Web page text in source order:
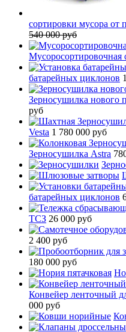
сортировки мусора от
540 000 руб
батарейных циклонов
Зерносушилка нового
руб
Vesta 1 780 000 руб
Зерносушилка Astra
батарейных циклонов
ТСЗ 26 000 руб
2 400 руб
180 000 руб
Конвейер ленточный
000 руб